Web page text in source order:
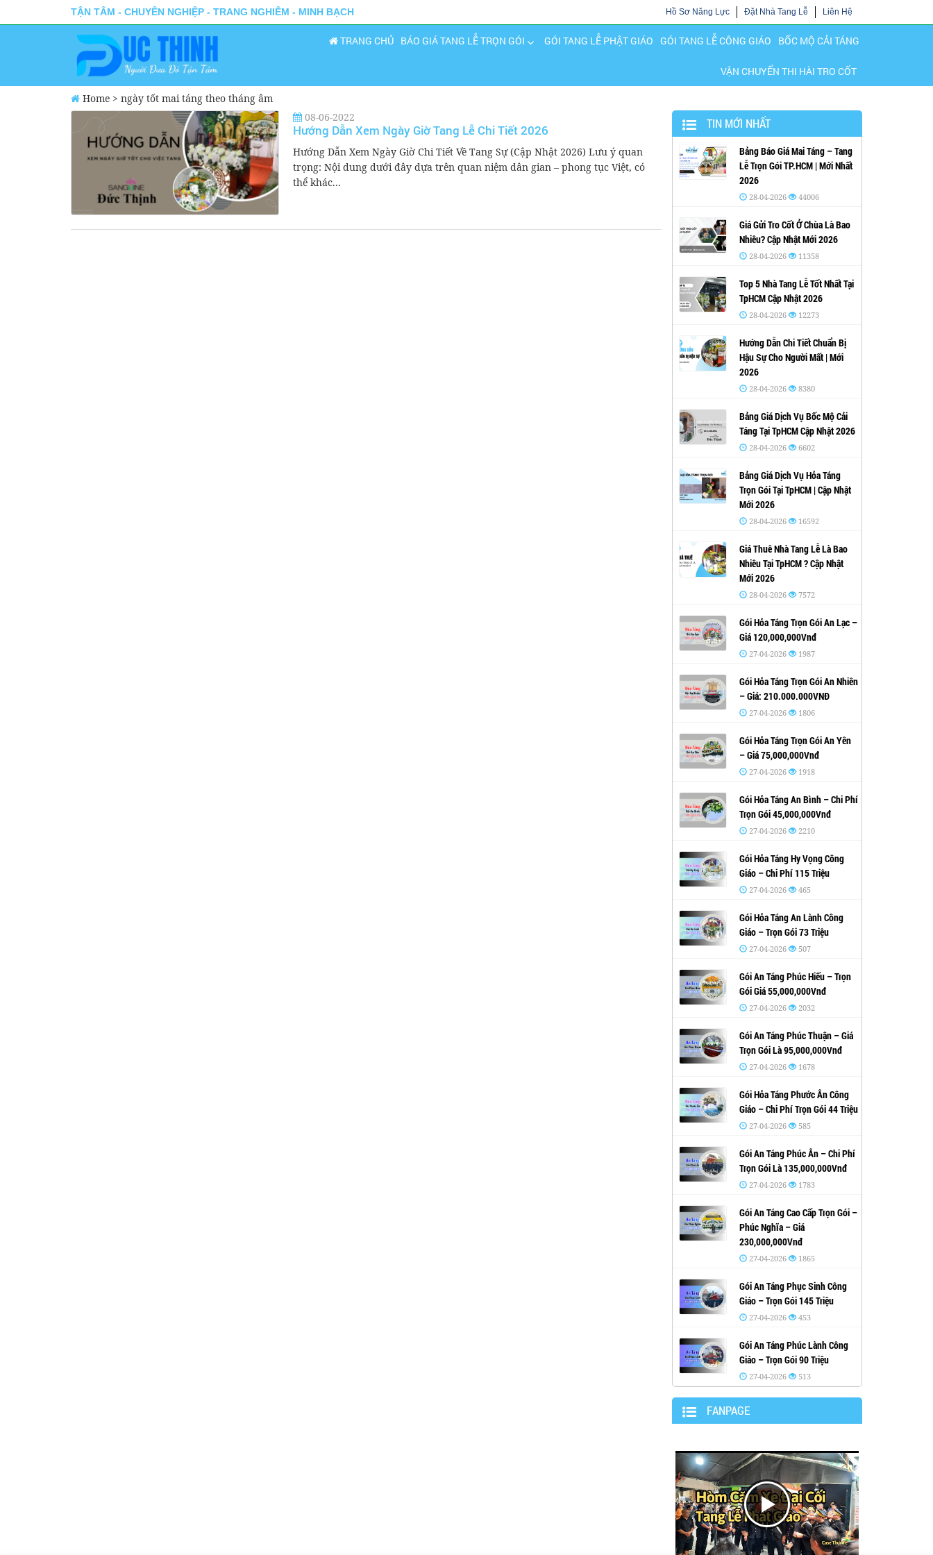
TẬN TÂM - CHUYÊN NGHIỆP - TRANG NGHIÊM - MINH BẠCH Hồ Sơ Năng Lực Đặt Nhà Tang Lễ Liên Hệ
TRANG CHỦ BÁO GIÁ TANG LỄ TRỌN GÓI GÓI TANG LỄ PHẬT GIÁO GÓI TANG LỄ CÔNG GIÁO BỐC MỘ CẢI TÁNG
VẬN CHUYỂN THI HÀI TRO CỐT
Home > ngày tốt mai táng theo tháng âm
08-06-2022
Hướng Dẫn Xem Ngày Giờ Tang Lễ Chi Tiết 2026
Hướng Dẫn Xem Ngày Giờ Chi Tiết Về Tang Sự (Cập Nhật 2026) Lưu ý quan
trọng: Nội dung dưới đây dựa trên quan niệm dân gian – phong tục Việt, có
thể khác...
TIN MỚI NHẤT
Bảng Báo Giá Mai Táng – Tang
Lễ Trọn Gói TP.HCM | Mới Nhất
2026
28-04-2026 44006
Giá Gửi Tro Cốt Ở Chùa Là Bao
Nhiêu? Cập Nhật Mới 2026
28-04-2026 11358
Top 5 Nhà Tang Lễ Tốt Nhất Tại
TpHCM Cập Nhật 2026
28-04-2026 12273
Hướng Dẫn Chi Tiết Chuẩn Bị
Hậu Sự Cho Người Mất | Mới
2026
28-04-2026 8380
Bảng Giá Dịch Vụ Bốc Mộ Cải
Táng Tại TpHCM Cập Nhật 2026
28-04-2026 6602
Bảng Giá Dịch Vụ Hỏa Táng
Trọn Gói Tại TpHCM | Cập Nhật
Mới 2026
28-04-2026 16592
Giá Thuê Nhà Tang Lễ Là Bao
Nhiêu Tại TpHCM ? Cập Nhật
Mới 2026
28-04-2026 7572
Gói Hỏa Táng Trọn Gói An Lạc –
Giá 120,000,000Vnđ
27-04-2026 1987
Gói Hỏa Táng Trọn Gói An Nhiên
– Giá: 210.000.000VNĐ
27-04-2026 1806
Gói Hỏa Táng Trọn Gói An Yên
– Giá 75,000,000Vnđ
27-04-2026 1918
Gói Hỏa Táng An Bình – Chi Phí
Trọn Gói 45,000,000Vnđ
27-04-2026 2210
Gói Hỏa Táng Hy Vọng Công
Giáo – Chi Phí 115 Triệu
27-04-2026 465
Gói Hỏa Táng An Lành Công
Giáo – Trọn Gói 73 Triệu
27-04-2026 507
Gói An Táng Phúc Hiếu – Trọn
Gói Giá 55,000,000Vnđ
27-04-2026 2032
Gói An Táng Phúc Thuận – Giá
Trọn Gói Là 95,000,000Vnđ
27-04-2026 1678
Gói Hỏa Táng Phước Ân Công
Giáo – Chi Phí Trọn Gói 44 Triệu
27-04-2026 585
Gói An Táng Phúc Ân – Chi Phí
Trọn Gói Là 135,000,000Vnđ
27-04-2026 1783
Gói An Táng Cao Cấp Trọn Gói –
Phúc Nghĩa – Giá
230,000,000Vnđ
27-04-2026 1865
Gói An Táng Phục Sinh Công
Giáo – Trọn Gói 145 Triệu
27-04-2026 453
Gói An Táng Phúc Lành Công
Giáo – Trọn Gói 90 Triệu
27-04-2026 513
FANPAGE